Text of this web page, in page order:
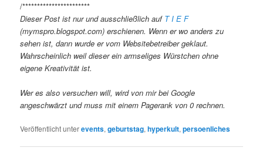
/***********************
Dieser Post ist nur und ausschließlich auf T I E F
(mymspro.blogspot.com) erschienen. Wenn er wo anders zu
sehen ist, dann wurde er vom Websitebetreiber geklaut.
Wahrscheinlich weil dieser ein armseliges Würstchen ohne
eigene Kreativität ist.
Wer es also versuchen will, wird von mir bei Google
angeschwärzt und muss mit einem Pagerank von 0 rechnen.
Veröffentlicht unterevents,geburtstag,hyperkult,persoenliches